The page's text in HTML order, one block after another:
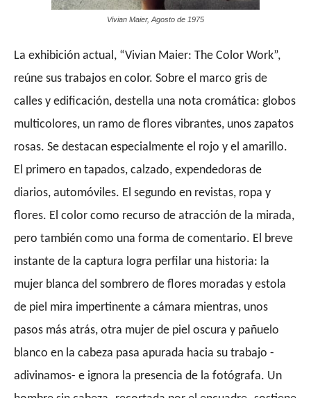
Vivian Maier, Agosto de 1975
La exhibición actual, “Vivian Maier: The Color Work”,
reúne sus trabajos en color. Sobre el marco gris de
calles y edificación, destella una nota cromática: globos
multicolores, un ramo de flores vibrantes, unos zapatos
rosas. Se destacan especialmente el rojo y el amarillo.
El primero en tapados, calzado, expendedoras de
diarios, automóviles. El segundo en revistas, ropa y
flores. El color como recurso de atracción de la mirada,
pero también como una forma de comentario. El breve
instante de la captura logra perfilar una historia: la
mujer blanca del sombrero de flores moradas y estola
de piel mira impertinente a cámara mientras, unos
pasos más atrás, otra mujer de piel oscura y pañuelo
blanco en la cabeza pasa apurada hacia su trabajo -
adivinamos- e ignora la presencia de la fotógrafa. Un